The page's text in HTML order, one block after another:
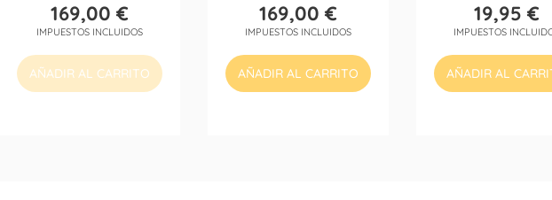
Precio
169,00 €
IMPUESTOS INCLUIDOS
AÑADIR AL CARRITO
Precio
169,00 €
IMPUESTOS INCLUIDOS
AÑADIR AL CARRITO
Precio
19,95 €
IMPUESTOS
AÑADIR AL